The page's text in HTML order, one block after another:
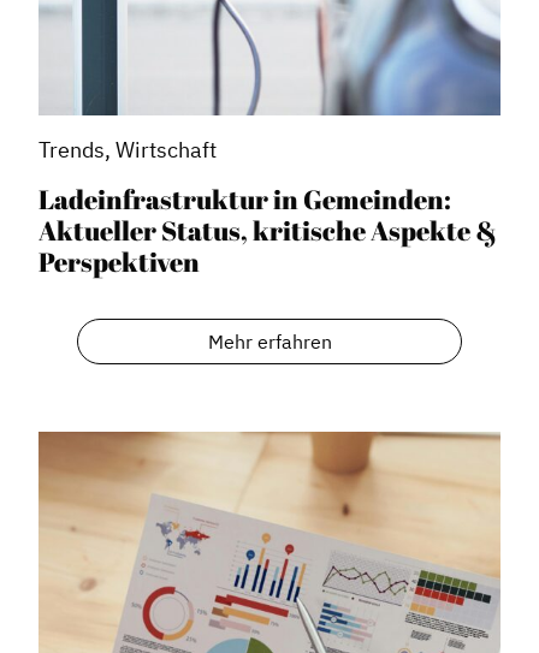
Trends, Wirtschaft
Ladeinfrastruktur in Gemeinden:
Aktueller Status, kritische Aspekte &
Perspektiven
Mehr erfahren